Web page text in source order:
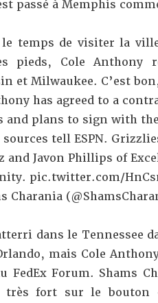
passé à Memphis
temps de visiter la
pieds, Cole Anthony
et Milwaukee. C’est
has agreed to a
and plans to sign with
tell ESPN.
and Javon Phillips of
pic.twitter.com/
Charania
dans le Tennessee
mais Cole
FedEx Forum. Shams
très fort sur le